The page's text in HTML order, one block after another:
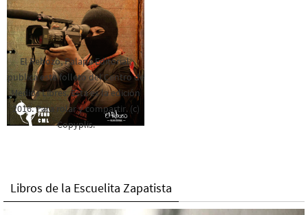
El Rebozo, Palapa Editorial,
publica este folleto del Centro de
Medios Libres. Esta es la edición
2016. Para rolar y compartir. (c)
Copyplis.
Libros de la Escuelita Zapatista